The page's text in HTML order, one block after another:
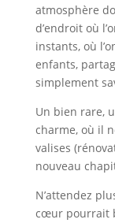
atmosphère
d’endroit où
instants, où
enfants,
simplement
Un bien rare,
charme, où il
valises
nouveau
N’attendez
cœur pourrait